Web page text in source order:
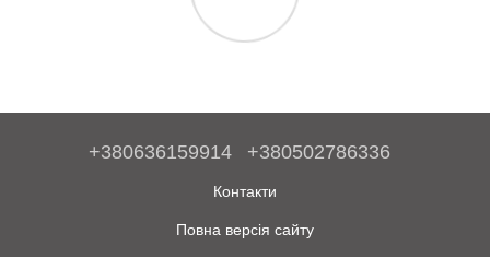
+380636159914 +380502786336
Контакти
Повна версія сайту